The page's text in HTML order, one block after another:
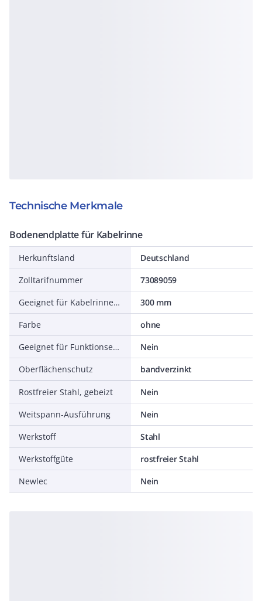
Technische Merkmale
Bodenendplatte für Kabelrinne
Herkunftsland
Deutschland
Zolltarifnummer
73089059
Geeignet für Kabelrinnenbreite
300 mm
Farbe
ohne
Geeignet für Funktionserhalt
Nein
Oberflächenschutz
bandverzinkt
Rostfreier Stahl, gebeizt
Nein
Weitspann-Ausführung
Nein
Werkstoff
Stahl
Werkstoffgüte
rostfreier Stahl
Newlec
Nein